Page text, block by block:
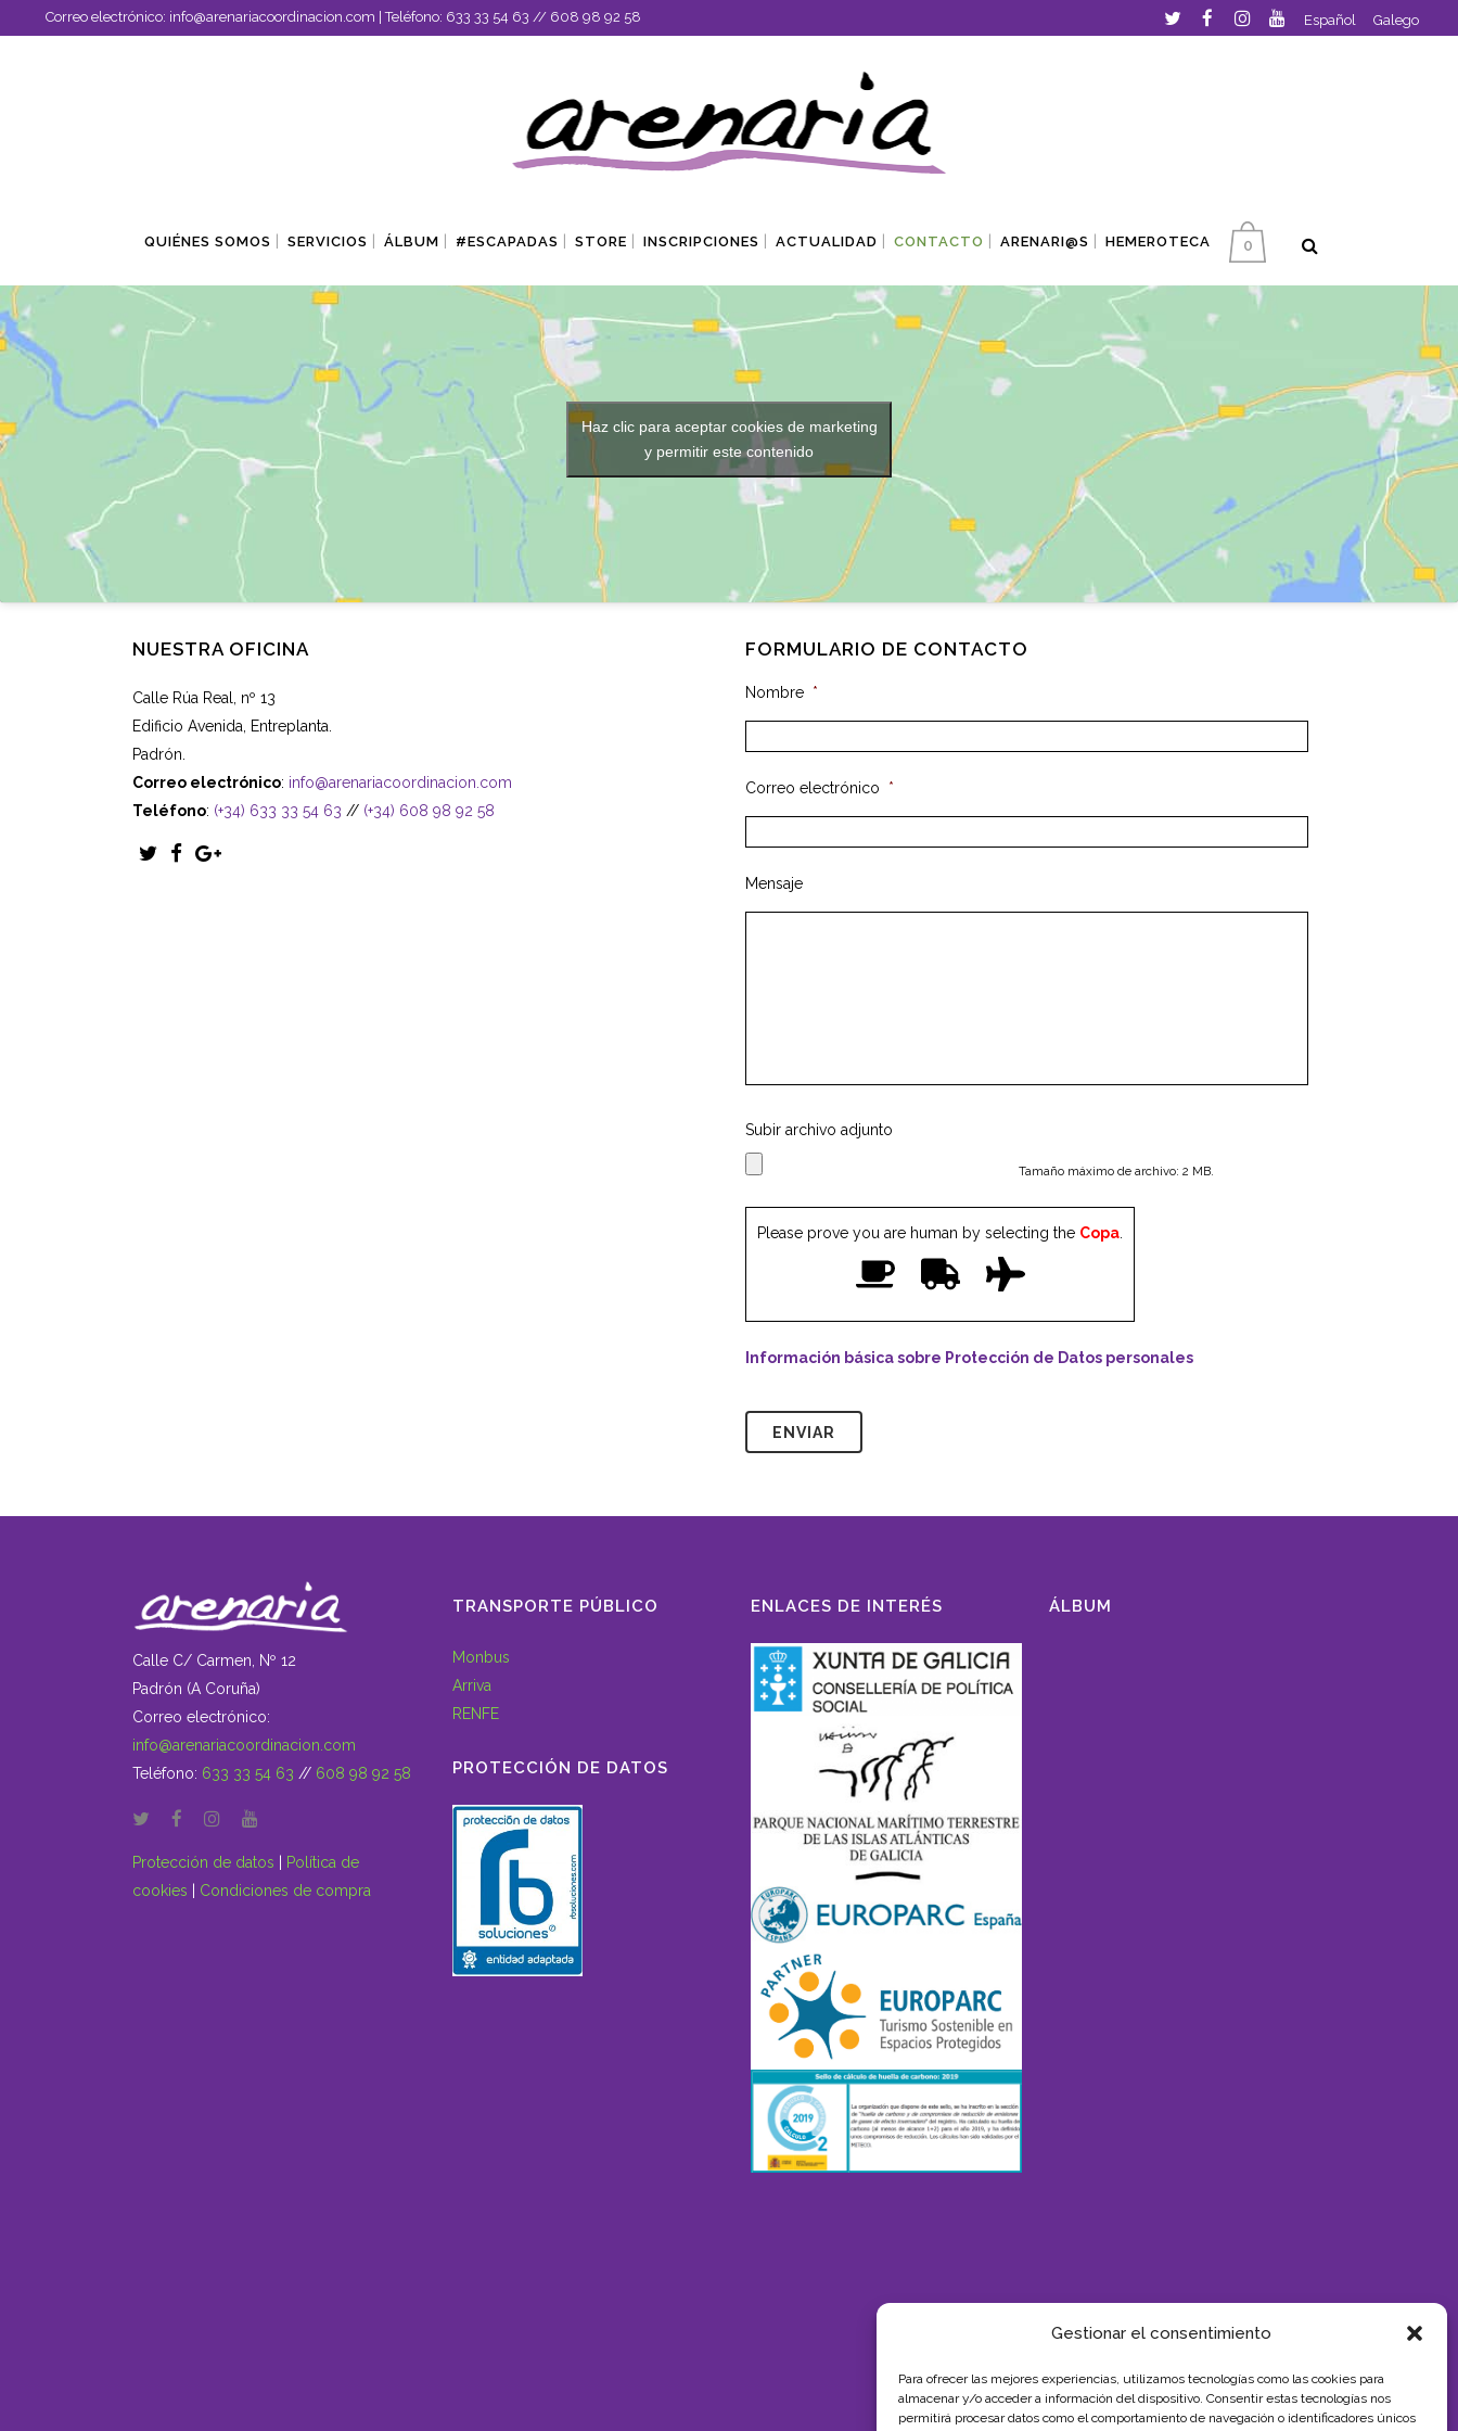
Gestionar el consentimiento
Para ofrecer las mejores experiencias, utilizamos tecnologías como las cookies para
almacenar y/o acceder a información del dispositivo. Consentir estas tecnologías nos
permitirá procesar datos como el comportamiento de navegación o identificadores únicos
Correo electrónico: info@arenariacoordinacion.com | Teléfono: 633 33 54 63 // 608 98 92 58 Español Galego
QUIÉNES SOMOS SERVICIOS ÁLBUM #ESCAPADAS STORE INSCRIPCIONES ACTUALIDAD CONTACTO ARENARI@S HEMEROTECA 0
Haz clic para aceptar cookies de marketing
y permitir este contenido
NUESTRA OFICINA
Calle Rúa Real, nº 13
Edificio Avenida, Entreplanta.
Padrón.
Correo electrónico: info@arenariacoordinacion.com
Teléfono: (+34) 633 33 54 63 // (+34) 608 98 92 58
FORMULARIO DE CONTACTO
Nombre *
Correo electrónico *
Mensaje
Subir archivo adjunto
Tamaño máximo de archivo: 2 MB.
Please prove you are human by selecting the Copa
Información básica sobre Protección de Datos personales
Calle C/ Carmen, Nº 12
Padrón (A Coruña)
Correo electrónico:
info@arenariacoordinacion.com
Teléfono: 633 33 54 63 // 608 98 92 58
Protección de datos
Política de
cookies
Condiciones de compra
TRANSPORTE PÚBLICO
Monbus
Arriva
RENFE
PROTECCIÓN DE DATOS
ENLACES DE INTERÉS ÁLBUM
SUBVENCIÓN